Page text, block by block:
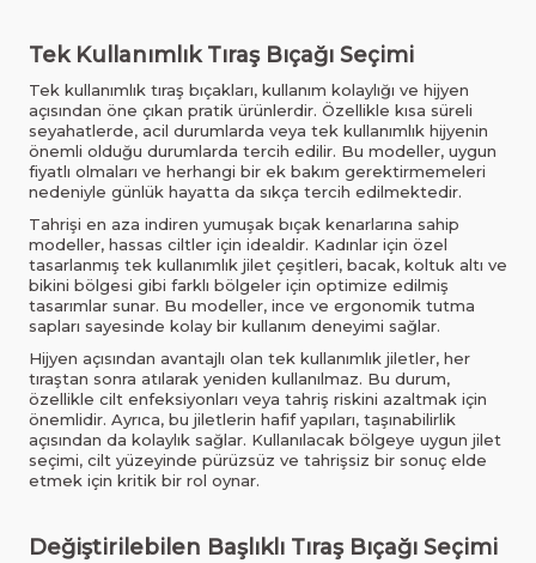
Tek Kullanımlık Tıraş Bıçağı Seçimi
Tek kullanımlık tıraş bıçakları, kullanım kolaylığı ve hijyen
açısından öne çıkan pratik ürünlerdir. Özellikle kısa süreli
seyahatlerde, acil durumlarda veya tek kullanımlık hijyenin
önemli olduğu durumlarda tercih edilir. Bu modeller, uygun
fiyatlı olmaları ve herhangi bir ek bakım gerektirmemeleri
nedeniyle günlük hayatta da sıkça tercih edilmektedir.
Tahrişi en aza indiren yumuşak bıçak kenarlarına sahip
modeller, hassas ciltler için idealdir. Kadınlar için özel
tasarlanmış tek kullanımlık jilet çeşitleri, bacak, koltuk altı ve
bikini bölgesi gibi farklı bölgeler için optimize edilmiş
tasarımlar sunar. Bu modeller, ince ve ergonomik tutma
sapları sayesinde kolay bir kullanım deneyimi sağlar.
Hijyen açısından avantajlı olan tek kullanımlık jiletler, her
tıraştan sonra atılarak yeniden kullanılmaz. Bu durum,
özellikle cilt enfeksiyonları veya tahriş riskini azaltmak için
önemlidir. Ayrıca, bu jiletlerin hafif yapıları, taşınabilirlik
açısından da kolaylık sağlar. Kullanılacak bölgeye uygun jilet
seçimi, cilt yüzeyinde pürüzsüz ve tahrişsiz bir sonuç elde
etmek için kritik bir rol oynar.
Değiştirilebilen Başlıklı Tıraş Bıçağı Seçimi